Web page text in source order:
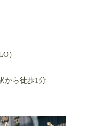
）
から徒歩1分